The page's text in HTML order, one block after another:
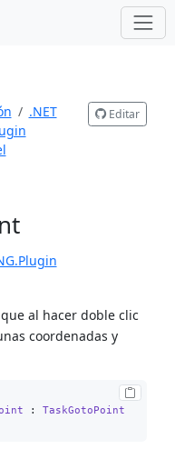
.NET
Editar
al hacer doble clic
coordenadas y
: TaskGotoPoint